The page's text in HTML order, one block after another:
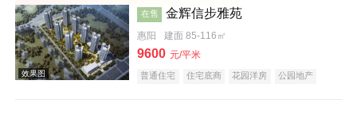
效果图
在售 金辉信步雅苑
惠阳 建面 85-116㎡
9600 元/平米
普通住宅 住宅底商 花园洋房
公园地产